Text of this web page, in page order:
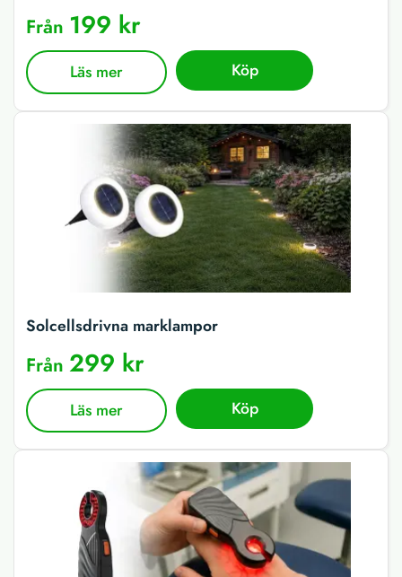
Från 199 kr
Läs mer Köp
Solcellsdrivna marklampor
Från 299 kr
Läs mer Köp